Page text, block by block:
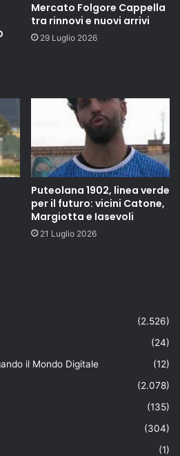
Mercato Folgore Cappella
tra rinnovi e nuovi arrivi
29 Luglio 2026
Puteolana 1902, linea verde
per il futuro: vicini Catone,
Margiotta e Iasevoli
21 Luglio 2026
(2.526)
(24)
il Mondo Digitale
(12)
(2.078)
(135)
(304)
(1)